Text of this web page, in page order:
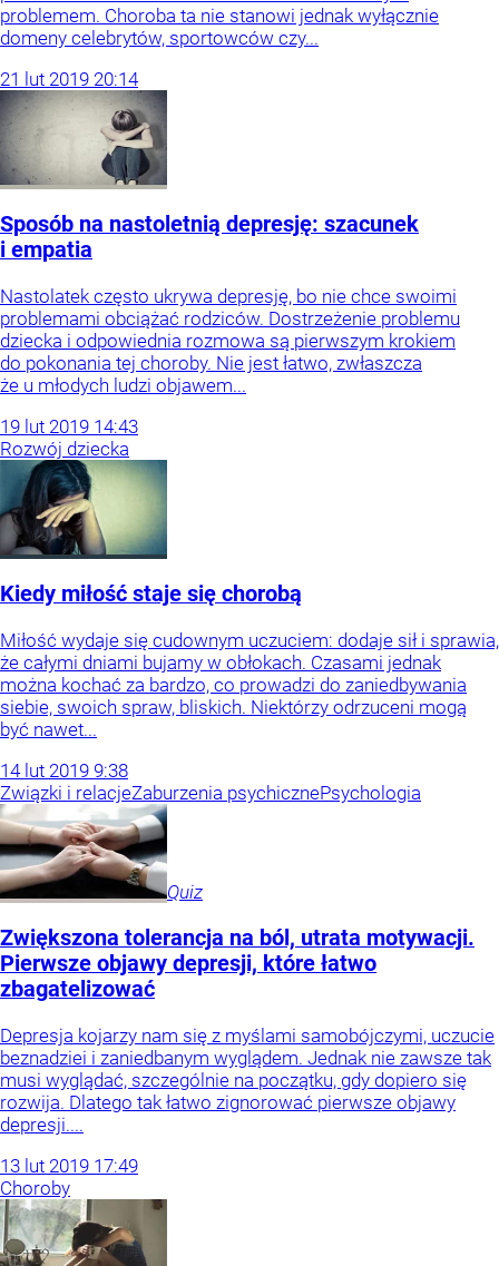
problemem. Choroba ta nie stanowi jednak wyłącznie
domeny celebrytów, sportowców czy...
21 lut 2019 20:14
Sposób na nastoletnią depresję: szacunek
i empatia
Nastolatek często ukrywa depresję, bo nie chce swoimi
problemami obciążać rodziców. Dostrzeżenie problemu
dziecka i odpowiednia rozmowa są pierwszym krokiem
do pokonania tej choroby. Nie jest łatwo, zwłaszcza
że u młodych ludzi objawem...
19 lut 2019 14:43
Rozwój dziecka
Kiedy miłość staje się chorobą
Miłość wydaje się cudownym uczuciem: dodaje sił i sprawia,
że całymi dniami bujamy w obłokach. Czasami jednak
można kochać za bardzo, co prowadzi do zaniedbywania
siebie, swoich spraw, bliskich. Niektórzy odrzuceni mogą
być nawet...
14 lut 2019 9:38
Związki i relacjeZaburzenia psychicznePsychologia
Quiz
Zwiększona tolerancja na ból, utrata motywacji.
Pierwsze objawy depresji, które łatwo
zbagatelizować
Depresja kojarzy nam się z myślami samobójczymi, uczucie
beznadziei i zaniedbanym wyglądem. Jednak nie zawsze tak
musi wyglądać, szczególnie na początku, gdy dopiero się
rozwija. Dlatego tak łatwo zignorować pierwsze objawy
depresji....
13 lut 2019 17:49
Choroby